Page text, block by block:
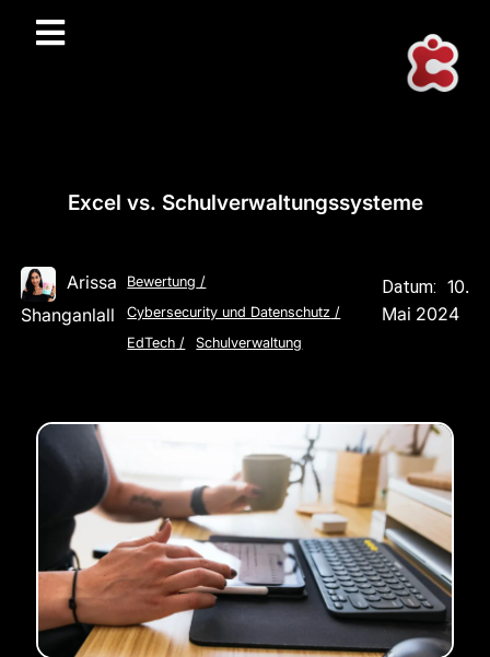
Excel vs. Schulverwaltungssysteme
Arissa
Shanganlall
Bewertung /
Cybersecurity und Datenschutz /
EdTech / Schulverwaltung
Datum: 10.
Mai 2024